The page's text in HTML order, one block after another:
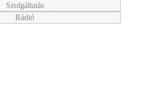
Szolgáltatás
Rádió